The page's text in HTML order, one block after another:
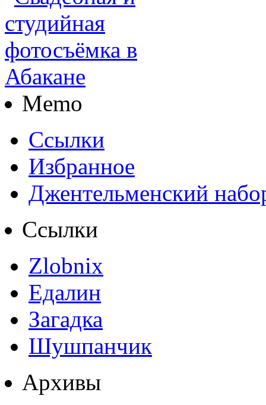
Memo
Ссылки
Избранное
Джентельменский
Ссылки
Zlobnix
Едалин
Загадка
Шушпанчик
Архивы